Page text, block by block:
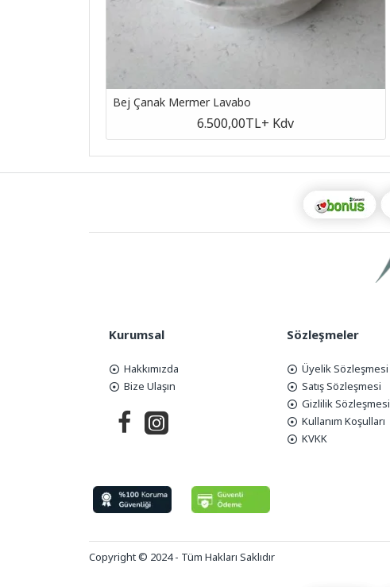
Bej Çanak Mermer Lavabo
6.500,00TL+ Kdv
Kurumsal
Hakkımızda
Bize Ulaşın
Sözleşmeler
Üyelik Sözleşmesi
Satış Sözleşmesi
Gizlilik Sözleşmesi
Kullanım Koşulları
KVKK
Copyright © 2024 - Tüm Hakları Saklıdır